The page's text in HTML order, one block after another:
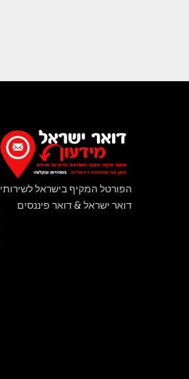
הפורטל המקיף בישראל לשירותי
דואר ישראל & דואר פיננסים